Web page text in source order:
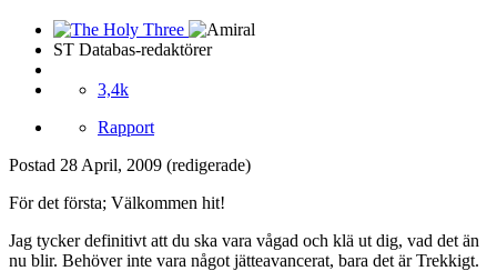
ST Databas-redaktörer
3,4k
Rapport
Postad 28 April, 2009 (redigerade)
För det första; Välkommen hit!
Jag tycker definitivt att du ska vara vågad och klä ut dig, vad det än
nu blir. Behöver inte vara något jätteavancerat, bara det är Trekkigt.